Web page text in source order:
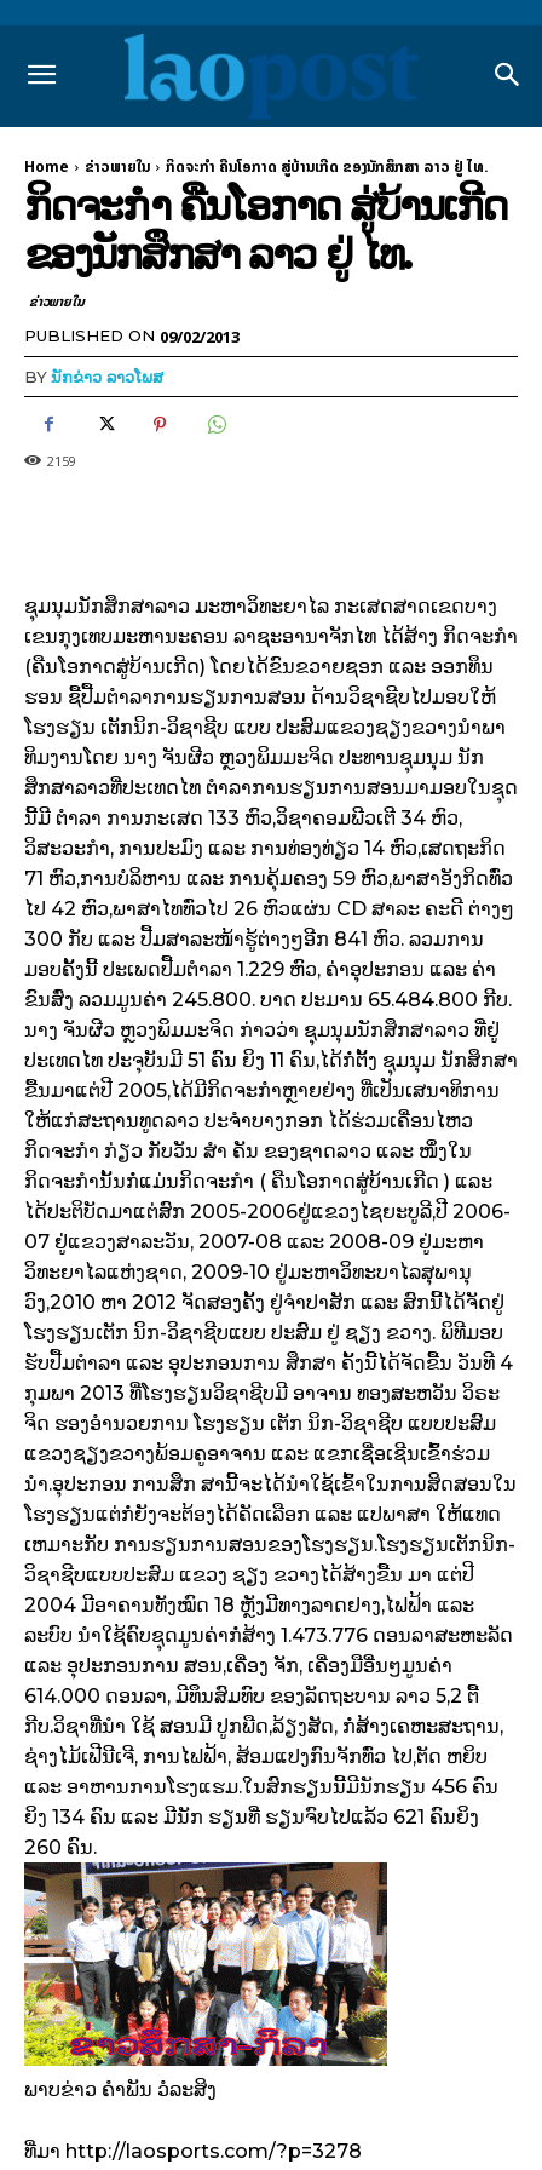
Home ຂ່າວພາຍ​ໃນ ກິດຈະກຳ ຄືນໂອກາດ ສູ່ບ້ານເກີດ ຂອງນັກສຶກສາ ລາວ ຢູ່ ໄທ.
ກິດຈະກຳ ຄືນໂອກາດ ສູ່ບ້ານເກີດ
ຂອງນັກສຶກສາ ລາວ ຢູ່ ໄທ.
ຂ່າວພາຍ​ໃນ
PUBLISHED ON 09/02/2013
BYນັກຂ່າວ ລາວໂພສ
2159
ຊຸມນຸມນັກສຶກສາລາວ ມະຫາວິທະຍາໄລ ກະເສດສາດເຂດບາງ
ເຂນກຸງເທບມະຫານະຄອນ ລາຊະອານາຈັກໄທ ໄດ້ສ້າງ ກິດຈະກຳ
(ຄືນໂອກາດສູ່ບ້ານເກີດ) ໂດຍໄດ້ຂົນຂວາຍຊອກ ແລະ ອອກທຶນ
ຮອນ ຊື້ປື້ມຕຳລາການຮຽນການສອນ ດ້ານວິຊາຊີບໄປມອບໃຫ້
ໂຮງຮຽນ ເຕັກນິກ-ວິຊາຊີບ ແບບ ປະສົມແຂວງຊຽງຂວາງນຳພາ
ທິມງານໂດຍ ນາງ ຈັນຜີວ ຫຼວງພິມມະຈິດ ປະທານຊຸມນຸມ ນັກ
ສຶກສາລາວທີ່ປະເທດໄທ ຕຳລາການຮຽນການສອນມາມອບໃນຊຸດ
ນີ້ມີ ຕຳລາ ການກະເສດ 133 ຫົວ,ວິຊາຄອມພີວເຕີ 34 ຫົວ,
ວິສະວະກຳ, ການປະມົງ ແລະ ການທ່ອງທ່ຽວ 14 ຫົວ,ເສດຖະກິດ
71 ຫົວ,ການບໍລິຫານ ແລະ ການຄຸ້ມຄອງ 59 ຫົວ,ພາສາອັງກິດທົ່່ວ
ໄປ 42 ຫົວ,ພາສາໄທທົ່ວໄປ 26 ຫົວແຜ່ນ CD ສາລະ ຄະດີ ຕ່າງໆ
300 ກັບ ແລະ ປື້ມສາລະໜ້າຮູ້ຕ່າງໆອີກ 841 ຫົວ. ລວມການ
ມອບຄັ້ງນີ້ ປະເພດປື້ມຕຳລາ 1.229 ຫົວ, ຄ່າອຸປະກອນ ແລະ ຄ່າ
ຂົນສົ່ງ ລວມມູນຄ່າ 245.800. ບາດ ປະມານ 65.484.800 ກີບ.
ນາງ ຈັນຜີວ ຫຼວງພິມມະຈິດ ກ່າວວ່າ ຊຸມນຸມນັກສຶກສາລາວ ທີ່ຢູ່
ປະເທດໄທ ປະຈຸບັນມີ 51 ຄົນ ຍິງ 11 ຄົນ,ໄດ້ກໍ່ຕັ້ງ ຊຸມນຸມ ນັກສຶກສາ
ຂື້ນມາແຕ່ປີ 2005,ໄດ້ມີກິດຈະກຳຫຼາຍຢ່າງ ທີ່ເປັນເສນາທິການ
ໃຫ້ແກ່ສະຖານທູດລາວ ປະຈຳບາງກອກ ໄດ້ຮ່ວມເຄື່ອນໄຫວ
ກິດຈະກຳ ກ່ຽວ ກັບວັນ ສຳ ຄັນ ຂອງຊາດລາວ ແລະ ໜຶ່ງໃນ
ກິດຈະກຳນັ້ນກໍ່ແມ່ນກິດຈະກຳ ( ຄືນໂອກາດສູ່ບ້ານເກີດ ) ແລະ
ໄດ້ປະຕິບັດມາແຕ່ສົກ 2005-2006ຢູ່ແຂວງໄຊຍະບູລີ,ປີ 2006-
07 ຢູ່ແຂວງສາລະວັນ, 2007-08 ແລະ 2008-09 ຢູ່ມະຫາ
ວິທະຍາໄລແຫ່ງຊາດ, 2009-10 ຢູ່ມະຫາວິທະບາໄລສຸພານຸ
ວົງ,2010 ຫາ 2012 ຈັດສອງຄັ້ງ ຢູ່ຈຳປາສັກ ແລະ ສົກນີ້ໄດ້ຈັດຢູ່
ໂຮງຮຽນເຕັກ ນິກ-ວິຊາຊີບແບບ ປະສົມ ຢູ່ ຊຽງ ຂວາງ. ພິທີມອບ
ຮັບປື້ມຕຳລາ ແລະ ອຸປະກອນການ ສຶກສາ ຄັ້ງນີ້ໄດ້ຈັດຂື້ນ ວັນທີ 4
ກຸມພາ 2013 ທີ່ໂຮງຮຽນວິຊາຊີບມີ ອາຈານ ທອງສະຫວັນ ວິຣະ
ຈິດ ຮອງອຳນວຍການ ໂຮງຮຽນ ເຕັກ ນິກ-ວິຊາຊີບ ແບບປະສົມ
ແຂວງຊຽງຂວາງພ້ອມຄູອາຈານ ແລະ ແຂກເຊື່ອເຊີນເຂົ້າຮ່ວມ
ນຳ.ອຸປະກອນ ການສຶກ ສານີ້ຈະໄດ້ນຳໃຊ້ເຂົ້າໃນການສິດສອນໃນ
ໂຮງຮຽນແຕ່ກໍ່ຍັງຈະຕ້ອງໄດ້ຄັດເລືອກ ແລະ ແປພາສາ ໃຫ້ແທດ
ເຫມາະກັບ ການຮຽນການສອນຂອງໂຮງຮຽນ.ໂຮງຮຽນເຕັກນິກ-
ວິຊາຊີບແບບປະສົມ ແຂວງ ຊຽງ ຂວາງໄດ້ສ້າງຂື້ນ ມາ ແຕ່ປີ
2004 ມີອາຄານທັງໝົດ 18 ຫຼັງມີທາງລາດຢາງ,ໄຟຟ້າ ແລະ
ລະບົບ ນຳໃຊ້ຄົບຊຸດມູນຄ່າກໍ່ສ້າງ 1.473.776 ດອນລາສະຫະລັດ
ແລະ ອຸປະກອນການ ສອນ,ເຄື່ອງ ຈັກ, ເຄື່ອງມືອື່ນໆມູນຄ່າ
614.000 ດອນລາ, ມີທຶນສົມທົບ ຂອງລັດຖະບານ ລາວ 5,2 ຕື້
ກີບ.ວິຊາທີ່ນຳ ໃຊ້ ສອນມີ ປູກພືດ,ລ້ຽງສັດ, ກໍ່ສ້າງເຄຫະສະຖານ,
ຊ່າງໄມ້ເຟີນີເຈີ, ການໄຟຟ້າ, ສ້ອມແປງກົນຈັກທົ່ວ ໄປ,ຕັດ ຫຍິບ
ແລະ ອາຫານການໂຮງແຮມ.ໃນສົກຮຽນນີ້ມີນັກຮຽນ 456 ຄົນ
ຍິງ 134 ຄົນ ແລະ ມີນັກ ຮຽນທີ່ ຮຽນຈົບໄປແລ້ວ 621 ຄົນຍິງ
260 ຄົນ.
ພາບຂ່າວ ຄຳພັນ ວໍລະສິງ
ທີ່ມາ http://laosports.com/?p=3278